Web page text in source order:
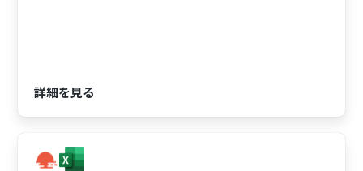
詳細を見る